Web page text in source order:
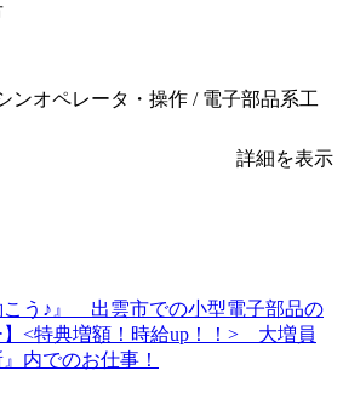
ンオペレータ・操作 / 電子部品系工
詳細を表示